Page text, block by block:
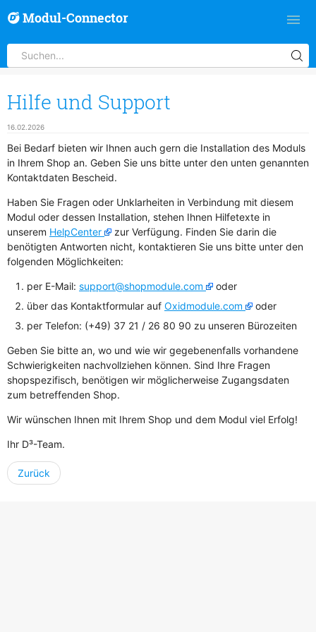
Modul-Connector
Hilfe und Support
16.02.2026
Bei Bedarf bieten wir Ihnen auch gern die Installation des Moduls
in Ihrem Shop an. Geben Sie uns bitte unter den unten genannten
Kontaktdaten Bescheid.
Haben Sie Fragen oder Unklarheiten in Verbindung mit diesem
Modul oder dessen Installation, stehen Ihnen Hilfetexte in
unserem HelpCenter
zur Verfügung. Finden Sie darin die
benötigten Antworten nicht, kontaktieren Sie uns bitte unter den
folgenden Möglichkeiten:
per E-Mail: support@shopmodule.com
oder
über das Kontaktformular auf Oxidmodule.com
oder
per Telefon: (+49) 37 21 / 26 80 90 zu unseren Bürozeiten
Geben Sie bitte an, wo und wie wir gegebenenfalls vorhandene
Schwierigkeiten nachvollziehen können. Sind Ihre Fragen
shopspezifisch, benötigen wir möglicherweise Zugangsdaten
zum betreffenden Shop.
Wir wünschen Ihnen mit Ihrem Shop und dem Modul viel Erfolg!
Ihr D³-Team.
Zurück